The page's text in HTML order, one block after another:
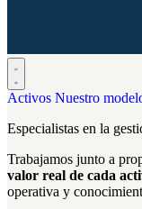
Activos Nuestro
Especialistas en la
Trabajamos junto a
valor real de cada
operativa y